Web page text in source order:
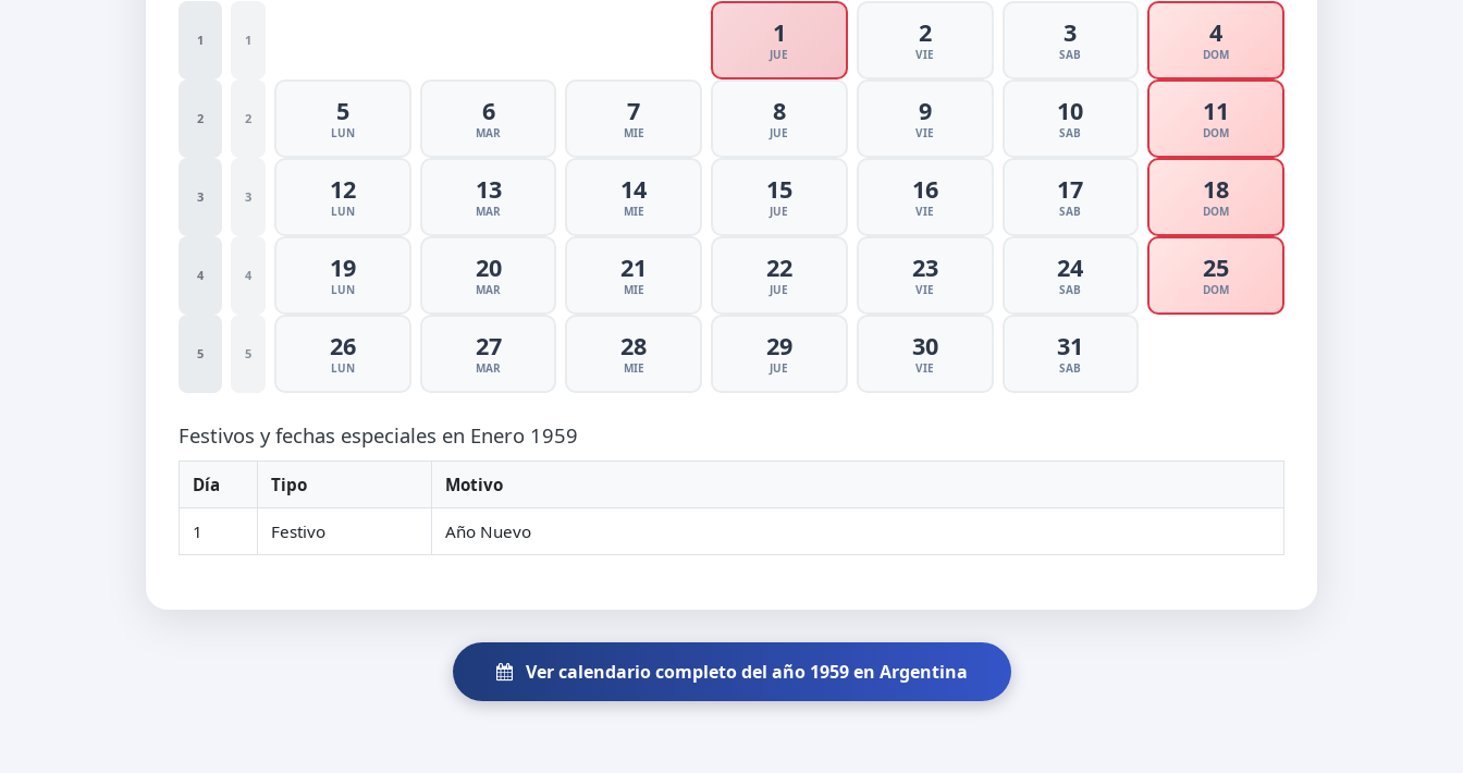
1 1 1
JUE
2
VIE
3
SAB
4
DOM
2 2 5
LUN
6
MAR
7
MIE
8
JUE
9
VIE
10
SAB
11
DOM
3 3 12
LUN
13
MAR
14
MIE
15
JUE
16
VIE
17
SAB
18
DOM
4 4 19
LUN
20
MAR
21
MIE
22
JUE
23
VIE
24
SAB
25
DOM
5 5 26
LUN
27
MAR
28
MIE
29
JUE
30
VIE
31
SAB
Festivos y fechas especiales en Enero 1959
Día Tipo Motivo
1 Festivo Año Nuevo
Ver calendario completo del año 1959 en Argentina